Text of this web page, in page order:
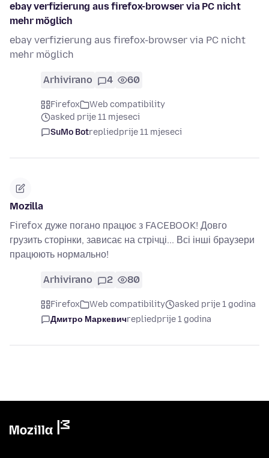
ebay verfizierung aus firefox-browser via PC nicht
mehr möglich
ebay verfizierung aus firefox-browser via PC nicht
mehr möglich
Arhivirano 4 60
Firefox
Web compatibility
asked prije 11 mjeseci
SuMo Botrepliedprije 11 mjeseci
Mozilla
Firefox дуже погано працює з FACEBOOK! Довго
грузить сторінки, зависає на стрічці... Всі інші браузери
працюють нормально!
Arhivirano 2 80
Firefox Web compatibility
asked prije 1 godina
Дмитро Маркевичrepliedprije 1 godina